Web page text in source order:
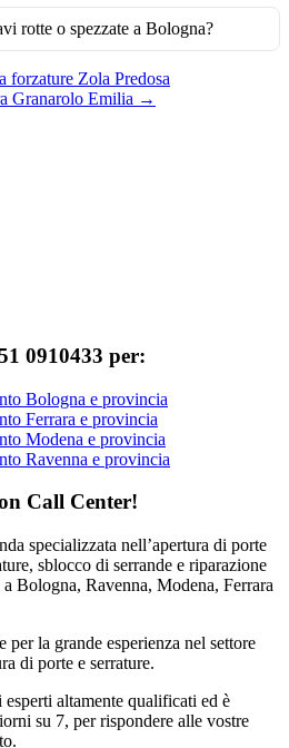
rotte o spezzate a Bologna?
forzature Zola Predosa
Granarolo Emilia →
0910433 per:
Bologna e provincia
Ferrara e provincia
Modena e provincia
Ravenna e provincia
Call Center!
specializzata nell’apertura di porte
sblocco di serrande e riparazione
Bologna, Ravenna, Modena, Ferrara
per la grande esperienza nel settore
di porte e serrature.
altamente qualificati ed è
su 7, per rispondere alle vostre